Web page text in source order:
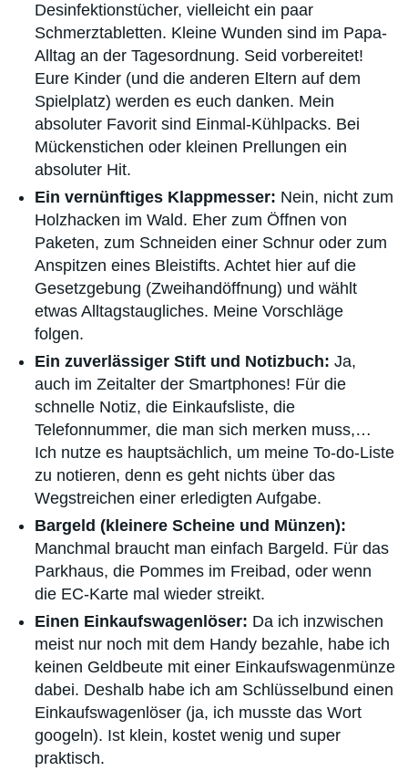
Desinfektionstücher, vielleicht ein paar
Schmerztabletten. Kleine Wunden sind im Papa-
Alltag an der Tagesordnung. Seid vorbereitet!
Eure Kinder (und die anderen Eltern auf dem
Spielplatz) werden es euch danken. Mein
absoluter Favorit sind Einmal-Kühlpacks. Bei
Mückenstichen oder kleinen Prellungen ein
absoluter Hit.
Ein vernünftiges Klappmesser: Nein, nicht zum
Holzhacken im Wald. Eher zum Öffnen von
Paketen, zum Schneiden einer Schnur oder zum
Anspitzen eines Bleistifts. Achtet hier auf die
Gesetzgebung (Zweihandöffnung) und wählt
etwas Alltagstaugliches. Meine Vorschläge
folgen.
Ein zuverlässiger Stift und Notizbuch: Ja,
auch im Zeitalter der Smartphones! Für die
schnelle Notiz, die Einkaufsliste, die
Telefonnummer, die man sich merken muss,…
Ich nutze es hauptsächlich, um meine To-do-Liste
zu notieren, denn es geht nichts über das
Wegstreichen einer erledigten Aufgabe.
Bargeld (kleinere Scheine und Münzen):
Manchmal braucht man einfach Bargeld. Für das
Parkhaus, die Pommes im Freibad, oder wenn
die EC-Karte mal wieder streikt.
Einen Einkaufswagenlöser: Da ich inzwischen
meist nur noch mit dem Handy bezahle, habe ich
keinen Geldbeute mit einer Einkaufswagenmünze
dabei. Deshalb habe ich am Schlüsselbund einen
Einkaufswagenlöser (ja, ich musste das Wort
googeln). Ist klein, kostet wenig und super
praktisch.